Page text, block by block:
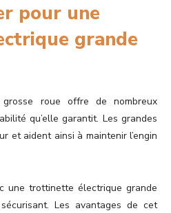
pour une
grande
roue offre de nombreux
qu’elle garantit. Les grandes
et aident ainsi à maintenir l’engin
une trottinette électrique grande
Les avantages de cet